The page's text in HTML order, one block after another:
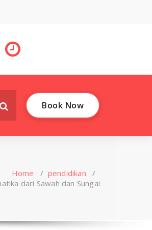
Book Now
Home / pendidikan /
dari Sawah dan Sungai